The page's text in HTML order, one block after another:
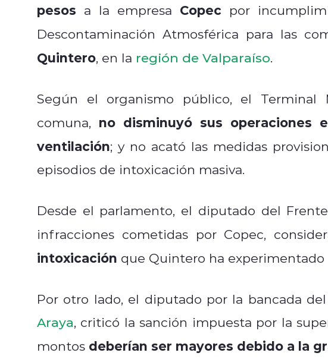
pesos a la empresa Copec por
Descontaminación Atmosférica para las
Quintero, en la región de Valparaíso.
Según el organismo público, el
comuna, no disminuyó sus operaciones
ventilación; y no acató las medidas
episodios de intoxicación masiva.
Desde el parlamento, el diputado del
infracciones cometidas por Copec,
intoxicación que Quintero ha experimentado
Por otro lado, el diputado por la bancada
Araya, criticó la sanción impuesta por la
montos deberían ser mayores debido a la